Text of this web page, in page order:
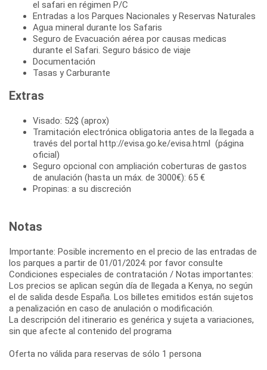
el safari en régimen P/C
Entradas a los Parques Nacionales y Reservas Naturales
Agua mineral durante los Safaris
Seguro de Evacuación aérea por causas medicas
durante el Safari. Seguro básico de viaje
Documentación
Tasas y Carburante
Extras
Visado: 52$ (aprox)
Tramitación electrónica obligatoria antes de la llegada a
través del portal http://evisa.go.ke/evisa.html (página
oficial)
Seguro opcional con ampliación coberturas de gastos
de anulación (hasta un máx. de 3000€): 65 €
Propinas: a su discreción
Notas
Importante: Posible incremento en el precio de las entradas de
los parques a partir de 01/01/2024: por favor consulte
Condiciones especiales de contratación / Notas importantes:
Los precios se aplican según día de llegada a Kenya, no según
el de salida desde España. Los billetes emitidos están sujetos
a penalización en caso de anulación o modificación.
La descripción del itinerario es genérica y sujeta a variaciones,
sin que afecte al contenido del programa
Oferta no válida para reservas de sólo 1 persona